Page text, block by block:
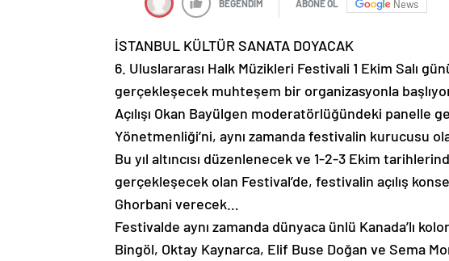
BEĞENDİM ABONE OL News
İSTANBUL KÜLTÜR SANATA DOYACAK
6. Uluslararası Halk Müzikleri Festivali 1 Ekim Salı
gerçekleşecek muhteşem bir organizasyonla
Açılışı Okan Bayülgen moderatörlüğündeki panelle
Yönetmenliği’ni, aynı zamanda festivalin kurucusu
Bu yıl altıncısı düzenlenecek ve 1-2-3 Ekim
gerçekleşecek olan Festival’de, festivalin açılış
Ghorbani verecek…
Festivalde aynı zamanda dünyaca ünlü Kanada’lı
Bingöl, Oktay Kaynarca, Elif Buse Doğan ve Sema